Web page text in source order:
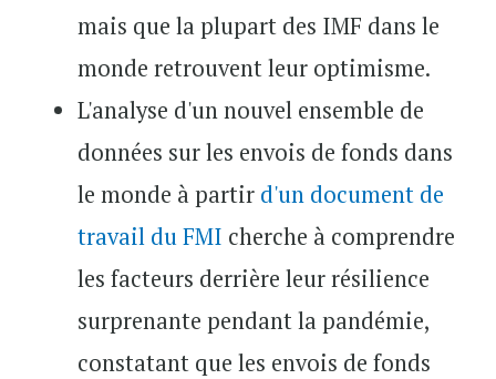
mais que la plupart des IMF dans le
monde retrouvent leur optimisme.
L'analyse d'un nouvel ensemble de
données sur les envois de fonds dans
le monde à partir d'un document de
travail du FMI cherche à comprendre
les facteurs derrière leur résilience
surprenante pendant la pandémie,
constatant que les envois de fonds